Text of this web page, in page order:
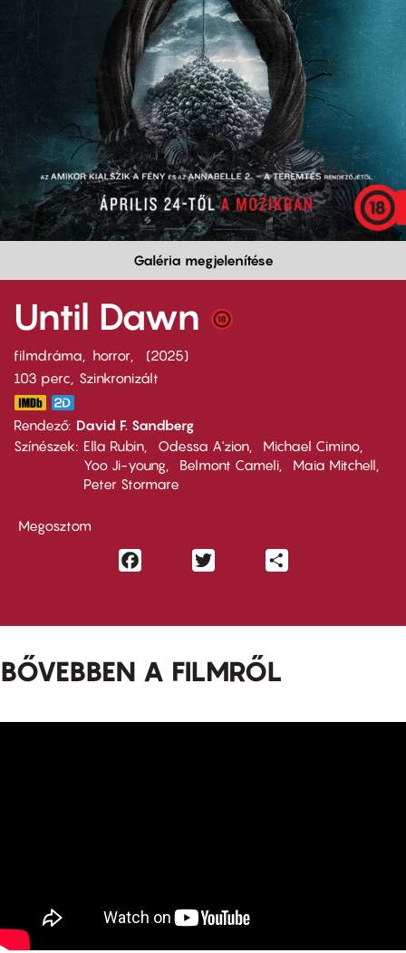
Galéria megjelenítése
Until Dawn
filmdráma horror
2025
103 perc,
Szinkronizált
Rendező David F. Sandberg
Színészek
Ella Rubin Odessa A'zion
Michael Cimino
Yoo Ji-young
Belmont Cameli
Maia Mitchell
Peter Stormare
Megosztom
Facebook
BŐVEBBEN A FILMRŐL